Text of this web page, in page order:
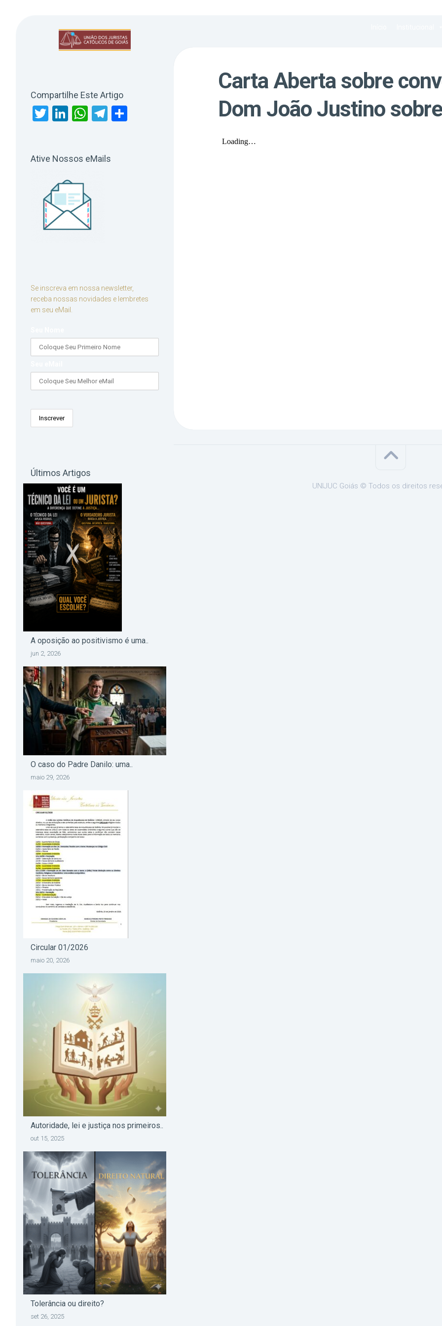
Compartilhe Este Artigo
Twitter
LinkedIn
WhatsApp
Telegram
Ative Nossos eMails
Se inscreva em nossa newsletter,
receba nossas novidades e lembretes
em seu eMail.
Últimos Artigos
A oposição ao positivismo é uma..
jun 2, 2026
O caso do Padre Danilo: uma..
maio 29, 2026
Circular 01/2026
maio 20, 2026
Autoridade, lei e justiça nos primeiros..
out 15, 2025
Tolerância ou direito?
set 26, 2025
Carta Aberta sobre
Dom João Justino
UNIJUC Goiás © Todos os direitos